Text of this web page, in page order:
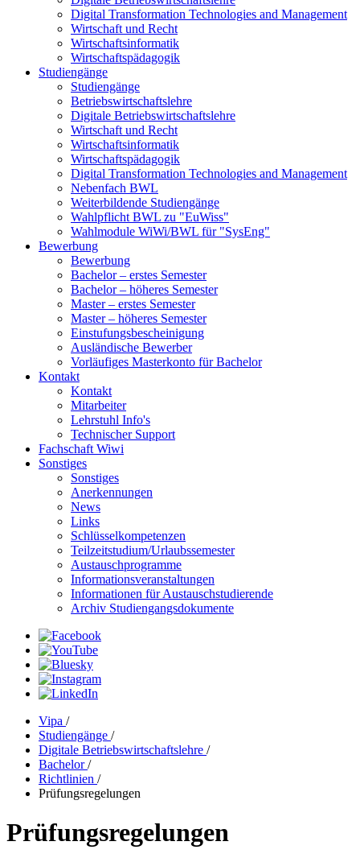
Digital Transformation Technologies and Management
Wirtschaft und Recht
Wirtschaftsinformatik
Wirtschaftspädagogik
Studiengänge
Studiengänge
Betriebswirtschaftslehre
Digitale Betriebswirtschaftslehre
Wirtschaft und Recht
Wirtschaftsinformatik
Wirtschaftspädagogik
Digital Transformation Technologies and Management
Nebenfach BWL
Weiterbildende Studiengänge
Wahlpflicht BWL zu "EuWiss"
Wahlmodule WiWi/BWL für "SysEng"
Bewerbung
Bewerbung
Bachelor – erstes Semester
Bachelor – höheres Semester
Master – erstes Semester
Master – höheres Semester
Einstufungsbescheinigung
Ausländische Bewerber
Vorläufiges Masterkonto für Bachelor
Kontakt
Kontakt
Mitarbeiter
Lehrstuhl Info's
Technischer Support
Fachschaft Wiwi
Sonstiges
Sonstiges
Anerkennungen
News
Links
Schlüsselkompetenzen
Teilzeitstudium/Urlaubssemester
Austauschprogramme
Informationsveranstaltungen
Informationen für Austauschstudierende
Archiv Studiengangsdokumente
Vipa /
Studiengänge /
Digitale Betriebswirtschaftslehre /
Bachelor/
Richtlinien /
Prüfungsregelungen
Prüfungsregelungen